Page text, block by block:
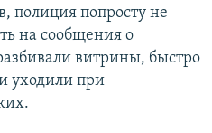
полиция попросту не
на сообщения о
витрины, быстро
уходили при